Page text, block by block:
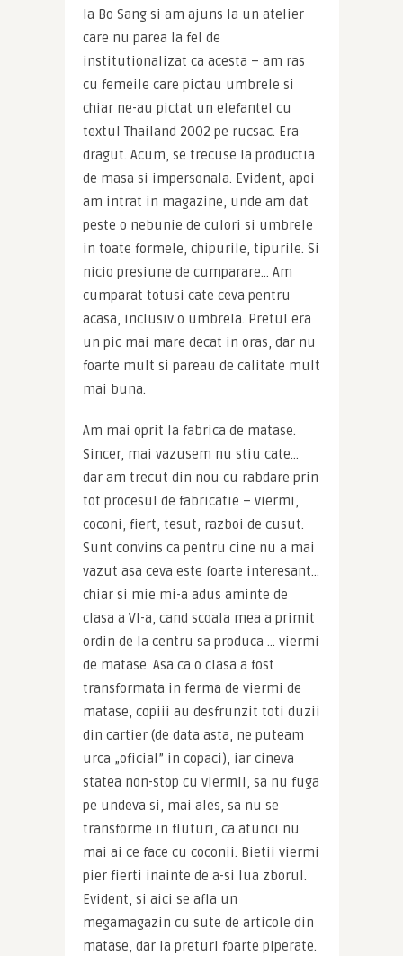
la Bo Sang si am ajuns la un atelier
care nu parea la fel de
institutionalizat ca acesta – am ras
cu femeile care pictau umbrele si
chiar ne-au pictat un elefantel cu
textul Thailand 2002 pe rucsac. Era
dragut. Acum, se trecuse la productia
de masa si impersonala. Evident, apoi
am intrat in magazine, unde am dat
peste o nebunie de culori si umbrele
in toate formele, chipurile, tipurile. Si
nicio presiune de cumparare… Am
cumparat totusi cate ceva pentru
acasa, inclusiv o umbrela. Pretul era
un pic mai mare decat in oras, dar nu
foarte mult si pareau de calitate mult
mai buna.
Am mai oprit la fabrica de matase.
Sincer, mai vazusem nu stiu cate…
dar am trecut din nou cu rabdare prin
tot procesul de fabricatie – viermi,
coconi, fiert, tesut, razboi de cusut.
Sunt convins ca pentru cine nu a mai
vazut asa ceva este foarte interesant…
chiar si mie mi-a adus aminte de
clasa a VI-a, cand scoala mea a primit
ordin de la centru sa produca … viermi
de matase. Asa ca o clasa a fost
transformata in ferma de viermi de
matase, copiii au desfrunzit toti duzii
din cartier (de data asta, ne puteam
urca „oficial” in copaci), iar cineva
statea non-stop cu viermii, sa nu fuga
pe undeva si, mai ales, sa nu se
transforme in fluturi, ca atunci nu
mai ai ce face cu coconii. Bietii viermi
pier fierti inainte de a-si lua zborul.
Evident, si aici se afla un
megamagazin cu sute de articole din
matase, dar la preturi foarte piperate.